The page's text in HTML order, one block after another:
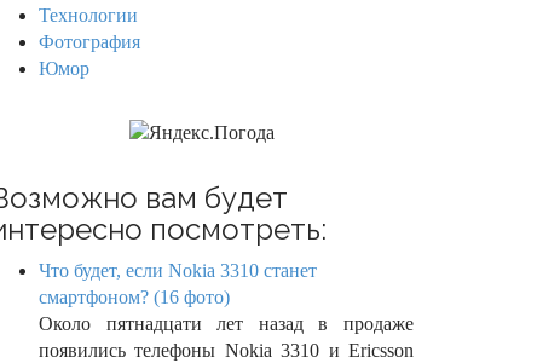
Технологии
Фотография
Юмор
вам будет
посмотреть:
Что будет, если Nokia 3310 станет
смартфоном? (16 фото)
Около пятнадцати лет назад в продаже
появились телефоны Nokia 3310 и Ericsson